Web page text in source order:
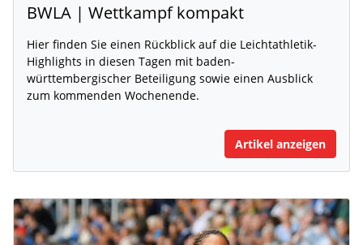
BWLA | Wettkampf kompakt
Hier finden Sie einen Rückblick auf die Leichtathletik-
Highlights in diesen Tagen mit baden-
württembergischer Beteiligung sowie einen Ausblick
zum kommenden Wochenende.
Artikel anzeigen